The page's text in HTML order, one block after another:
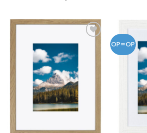
OP=OP